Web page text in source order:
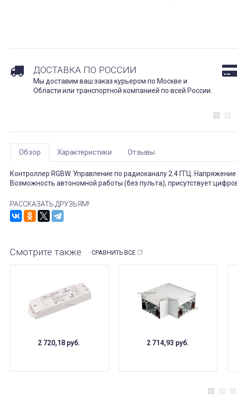
ДОСТАВКА ПО РОССИИ
Мы доставим ваш заказ курьером по Москве и
Области или транспортной компанией по всей России.
Обзор Характеристики Отзывы
Контроллер RGBW. Управление по радиоканалу 2.4 ГГЦ.
Возможность автономной работы (без пульта), присутствует
РАССКАЗАТЬ ДРУЗЬЯМ!
Смотрите также СРАВНИТЬ ВСЕ
2 720,18 руб. 2 714,93 руб.